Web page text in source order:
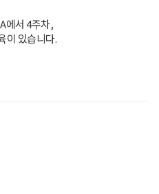
에서 4주차,
이 있습니다.